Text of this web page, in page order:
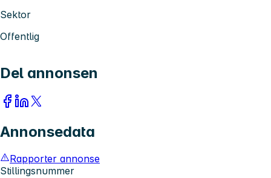
Sektor
Offentlig
Del annonsen
Annonsedata
Rapporter annonse
Stillingsnummer